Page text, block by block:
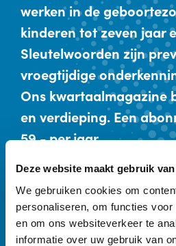
Deze website maakt gebruik
We gebruiken cookies om
personaliseren, om functies
en om ons websiteverkeer te
informatie over uw gebruik van
werken in de
kinderen tot zeven jaar
Sleutelwoorden zijn
vroegtijdige
Ons kwartaalmagazine
en verdieping. Een
59,- per jaar.
Kennismaken